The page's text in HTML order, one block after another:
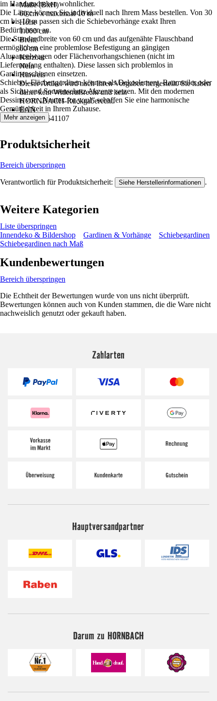
Maße (BxH)
60 cm x maximaal 10 m
Höhe
1.000 cm
Breite
60 cm
Kürzbar
Nein
Hinweis
Dieser Artikel wird nach Ihren Vorgaben hergestellt. Sie haben
daher kein Widerrufsrecht und kein
HORNBACH‑Rückgaberecht.
EAN
4006470641107
im Handumdrehen wohnlicher.
Die Länge können Sie individuell nach Ihrem Mass bestellen. Von 30
cm bis 10 m passen sich die Schiebevorhänge exakt Ihren
Bedürfnissen an.
Die Standardbreite von 60 cm und das aufgenähte Flauschband
ermöglichen eine problemlose Befestigung an gängigen
Alupaneelwagen oder Flächenvorhangschienen (nicht im
Lieferumfang enthalten). Diese lassen sich problemlos in
Gardinenschienen einsetzen.
Schiebe/- Flächengardinen können als Dekoelement, Raumteiler oder
als Sicht- und Sonnenschutz Akzente setzen. Mit den modernen
Dessins von „Neutex for you!“ schaffen Sie eine harmonische
Gemütlichkeit in Ihrem Zuhause.
Mehr anzeigen
Produktsicherheit
Bereich überspringen
Verantwortlich für Produktsicherheit: Siehe Herstellerinformationen .
Weitere Kategorien
Liste überspringen
Innendeko & Bildershop
Gardinen & Vorhänge
Schiebegardinen
Schiebegardinen nach Maß
Kundenbewertungen
Bereich überspringen
Die Echtheit der Bewertungen wurde von uns nicht überprüft.
Bewertungen können auch von Kunden stammen, die die Ware nicht
nachweislich genutzt oder gekauft haben.
Zahlarten
Hauptversandpartner
Darum zu HORNBACH